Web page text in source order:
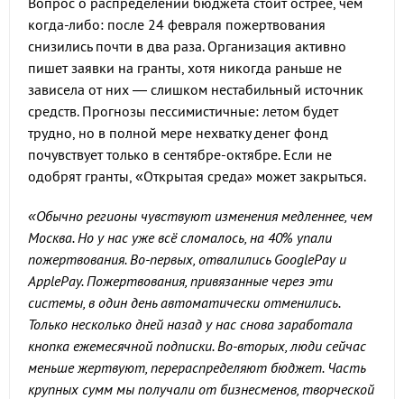
когда-либо: после 24 февраля пожертвования
снизились почти в два раза. Организация активно
пишет заявки на гранты, хотя никогда раньше не
зависела от них — слишком нестабильный источник
средств. Прогнозы пессимистичные: летом будет
трудно, но в полной мере нехватку денег фонд
почувствует только в сентябре-октябре. Если не
одобрят гранты, «Открытая среда» может закрыться.
«Обычно регионы чувствуют изменения медленнее, чем
Москва. Но у нас уже всё сломалось, на 40% упали
пожертвования. Во-первых, отвалились GooglePay и
ApplePay. Пожертвования, привязанные через эти
системы, в один день автоматически отменились.
Только несколько дней назад у нас снова заработала
кнопка ежемесячной подписки. Во-вторых, люди сейчас
меньше жертвуют, перераспределяют бюджет. Часть
крупных сумм мы получали от бизнесменов, творческой